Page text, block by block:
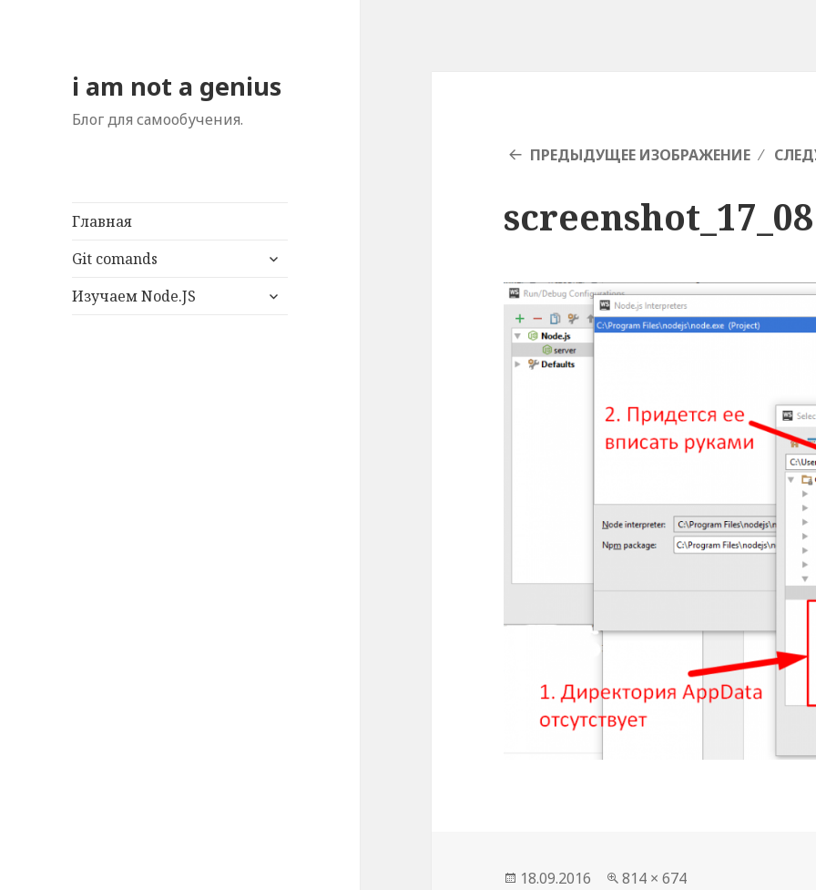
i am not a genius
Блог для самообучения.
Главная
Git comands
раскрыть
меню
Изучаем Node.JS
раскрыть
ПРЕДЫДУЩЕЕ ИЗОБРАЖЕНИЕ
screenshot_17_08
Опубликовано
18.09.2016
Полный
814 × 674